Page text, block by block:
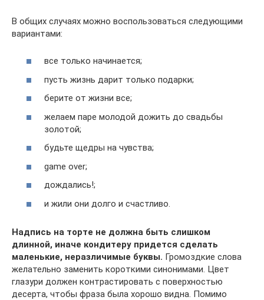
В общих случаях можно воспользоваться следующими
вариантами:
все только начинается;
пусть жизнь дарит только подарки;
берите от жизни все;
желаем паре молодой дожить до свадьбы
золотой;
будьте щедры на чувства;
game over;
дождались!;
и жили они долго и счастливо.
Надпись на торте не должна быть слишком
длинной, иначе кондитеру придется сделать
маленькие, неразличимые буквы. Громоздкие слова
желательно заменить короткими синонимами. Цвет
глазури должен контрастировать с поверхностью
десерта, чтобы фраза была хорошо видна. Помимо